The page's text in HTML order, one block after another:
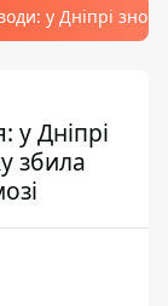
у Дніпрі
у Дніпрі
збила